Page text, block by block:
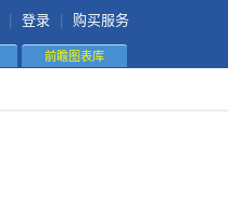
登录 购买服务
前瞻图表库